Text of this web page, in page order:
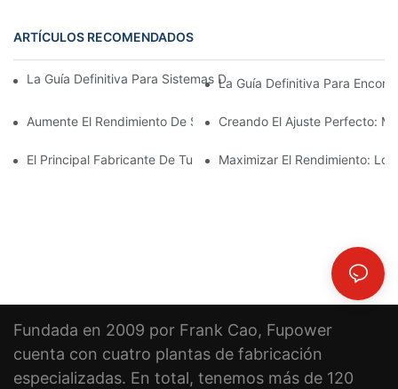
ARTÍCULOS RECOMENDADOS
La Guía Definitiva Para Sistemas De Escape De Motocicletas
La Guía Definitiva Para
Aumente El Rendimiento De Su Motor Con Una Manguera De
Creando El Ajuste Perfecto:
El Principal Fabricante De Tubos De Escape De Acero
Maximizar El Rendimiento:
Fundada en 2009 por Frank Cao, Fupower
cuenta con cuatro plantas de fabricación
especializadas. En total, tenemos más de 120